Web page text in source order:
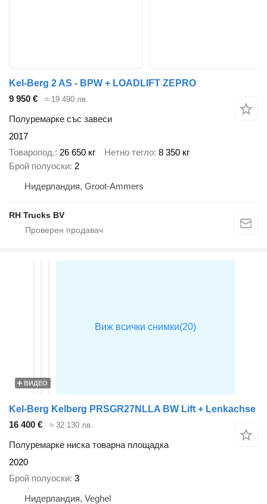
Kel-Berg 2 AS - BPW + LOADLIFT ZEPRO
9 950 €
≈ 19 490 лв.
Полуремарке със завеси
2017
Товаропод. 26 650 кг Нетно тегло 8 350 кг
Брой полуоски 2
Нидерландия, Groot-Ammers
RH Trucks BV
ВИДЕО
Kel-Berg Kelberg PRSGR27NLLA BW Lift + Lenkachse
16 400 €
≈ 32 130 лв.
Полуремарке ниска товарна площадка
2020
Брой полуоски 3
Нидерландия, Veghel